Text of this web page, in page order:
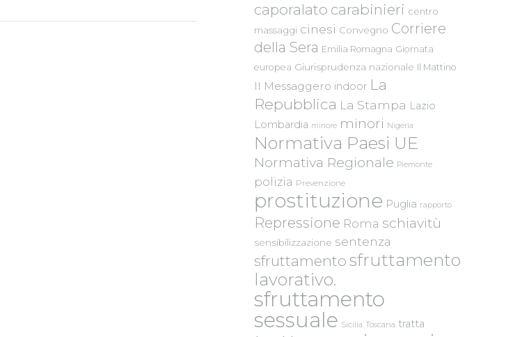
caporalato carabinieri centro
massaggi cinesi Convegno Corriere
della Sera Emilia Romagna Giornata
europea Giurisprudenza nazionale Il Mattino
Il Messaggero indoor La
Repubblica La Stampa Lazio
Lombardia minore minori Nigeria
Normativa Paesi UE
Normativa Regionale Piemonte
polizia Prevenzione
prostituzione Puglia rapporto
Repressione Roma schiavitù
sensibilizzazione sentenza
sfruttamento sfruttamento
lavorativo.
sfruttamento
sessuale Sicilia Toscana tratta